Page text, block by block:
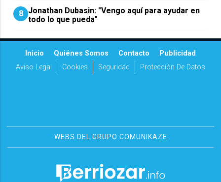
8 Jonathan Dubasin: "Vengo aquí para ayudar en
todo lo que pueda"
Inicio Quiénes Somos Contacto
Publicidad
Aviso Legal
Cookies Seguridad Protección De Datos
WEBS DEL GRUPO COMUNIKAZE